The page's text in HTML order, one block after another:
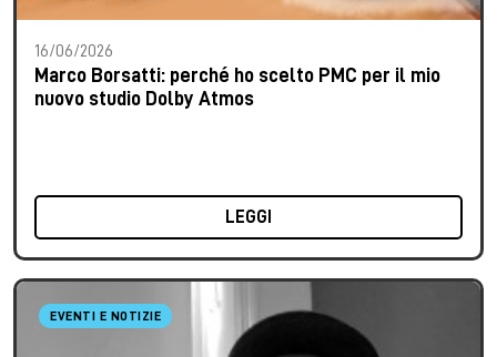
16/06/2026
Marco Borsatti: perché ho scelto PMC per il mio
nuovo studio Dolby Atmos
LEGGI
EVENTI E NOTIZIE